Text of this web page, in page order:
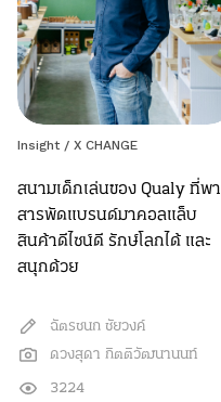
Insight / X CHANGE
สนามเด็กเล่นของ Qualy ที่พา
สารพัดแบรนด์มาคอลแล็บ
สินค้าดีไซน์ดี รักษ์โลกได้ และ
สนุกด้วย
ฉัตรชนก ชัยวงค์
ดวงสุดา กิตติวัฒนานนท์
3224